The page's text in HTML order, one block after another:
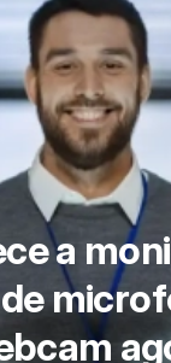
a